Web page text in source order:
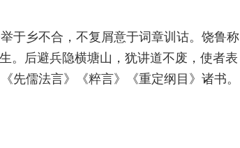
于乡不合，不复屑意于词章训诂。饶鲁称
。后避兵隐横塘山，犹讲道不废，使者表
先儒法言》《粹言》《重定纲目》诸书。